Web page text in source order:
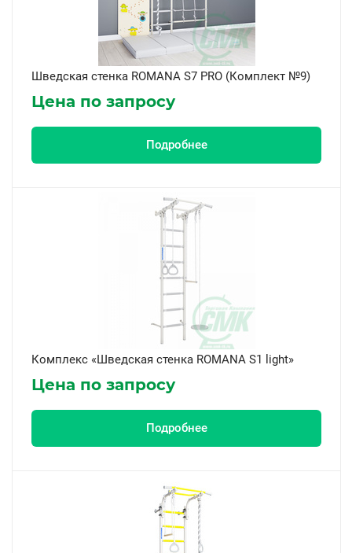
Шведская стенка ROMANA S7 PRO (Комплект №9)
Цена по запросу
Подробнее
Комплекс «Шведская стенка ROMANA S1 light»
Цена по запросу
Подробнее